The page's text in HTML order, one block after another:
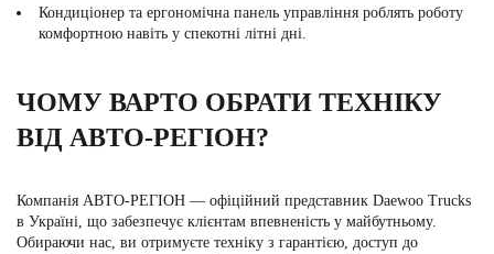
Кондиціонер та ергономічна панель управління роблять роботу
комфортною навіть у спекотні літні дні.
ЧОМУ ВАРТО ОБРАТИ ТЕХНІКУ
ВІД АВТО-РЕГІОН?
Компанія АВТО-РЕГІОН — офіційний представник Daewoo Trucks
в Україні, що забезпечує клієнтам впевненість у майбутньому.
Обираючи нас, ви отримуєте техніку з гарантією, доступ до